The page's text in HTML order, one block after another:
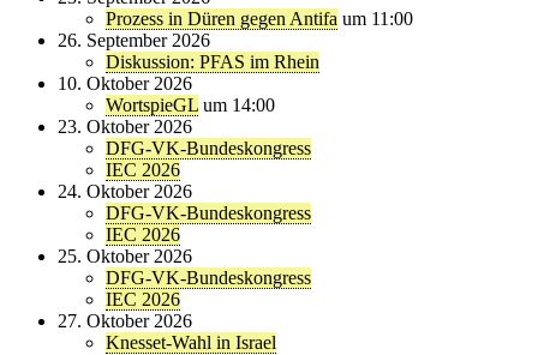
Prozess in Düren gegen Antifa um 11:00
26. September 2026
Diskussion: PFAS im Rhein
10. Oktober 2026
WortspieGL um 14:00
23. Oktober 2026
DFG-VK-Bundeskongress
IEC 2026
24. Oktober 2026
DFG-VK-Bundeskongress
IEC 2026
25. Oktober 2026
DFG-VK-Bundeskongress
IEC 2026
27. Oktober 2026
Knesset-Wahl in Israel